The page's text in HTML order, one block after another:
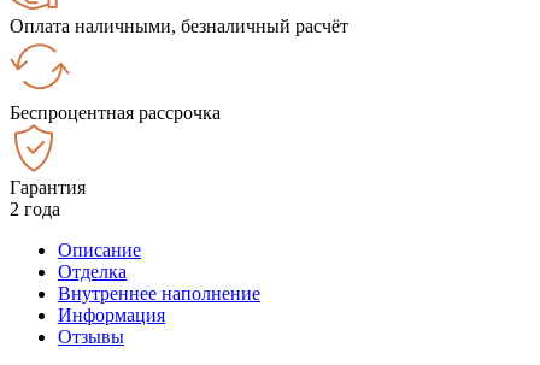
Оплата наличными, безналичный расчёт
Беспроцентная рассрочка
Гарантия
2 года
Описание
Отделка
Внутреннее наполнение
Информация
Отзывы